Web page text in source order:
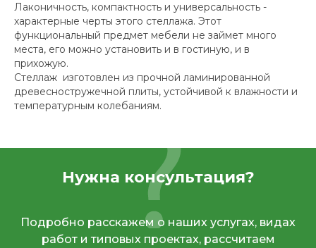
Лаконичность, компактность и универсальность -
характерные черты этого стеллажа. Этот
функциональный предмет мебели не займет много
места, его можно установить и в гостиную, и в
прихожую.
Стеллаж изготовлен из прочной ламинированной
древесностружечной плиты, устойчивой к влажности и
температурным колебаниям.
Нужна консультация?
Подробно расскажем о наших услугах, видах
работ и типовых проектах, рассчитаем